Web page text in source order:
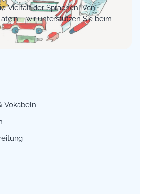
Vielfalt der Sprachen! Von
– wir unterstützen Sie beim
Vokabeln